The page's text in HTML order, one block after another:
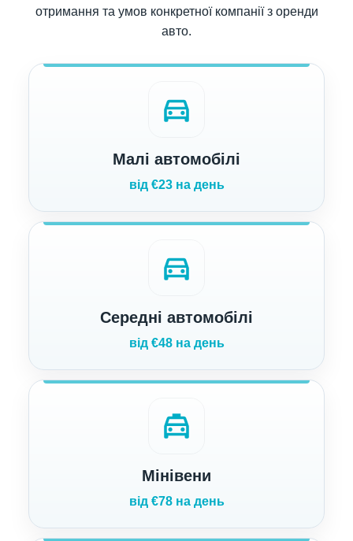
отримання та умов конкретної компанії з оренди
авто.
directions_car
Малі автомобілі
від €23 на день
directions_car
Середні автомобілі
від €48 на день
local_taxi
Мінівени
від €78 на день